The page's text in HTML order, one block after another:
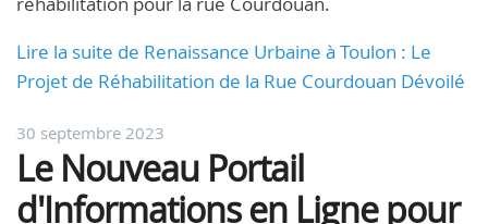
Lire la suite de Renaissance Urbaine à Toulon : Le
Projet de Réhabilitation de la Rue Courdouan Dévoilé
30 septembre 2023
Le Nouveau Portail
d'Informations en Ligne pour